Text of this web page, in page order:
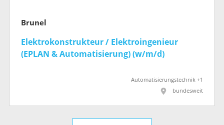
Brunel
Elektrokonstrukteur / Elektroingenieur
(EPLAN & Automatisierung) (w/m/d)
Automatisierungstechnik +1
bundesweit